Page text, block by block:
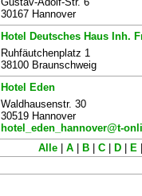
30167 Hannover
Hotel Deutsches Haus Inh.
Ruhfäutchenplatz 1
38100 Braunschweig
Hotel Eden
Waldhausenstr. 30
30519 Hannover
hotel_eden_hannover@t-
Alle
A B C D E